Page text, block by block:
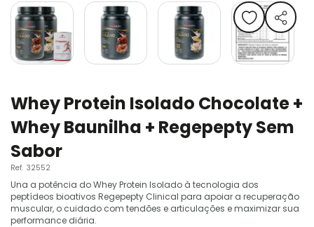
Whey Protein Isolado Chocolate +
Whey Baunilha + Regepepty Sem
Sabor
Ref. 32552
Una a potência do Whey Protein Isolado à tecnologia dos
peptídeos bioativos Regepepty Clinical para apoiar a recuperação
muscular, o cuidado com tendões e articulações e maximizar sua
performance diária.
para
o
final
da
Galeria
para
o
início
da
Galeria
de
imagens